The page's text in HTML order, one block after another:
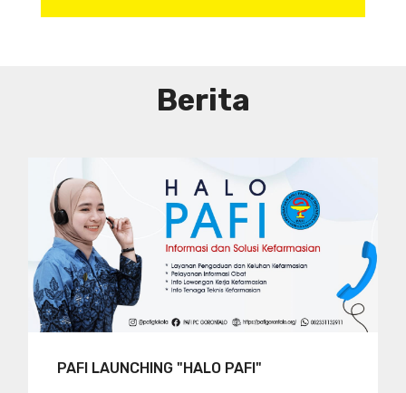
Berita
PAFI LAUNCHING "HALO PAFI"